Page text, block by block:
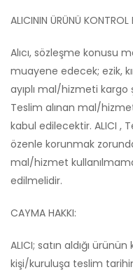
ALICININ ÜRÜNÜ KONTROL
Alıcı, sözleşme konusu
muayene edecek; ezik,
ayıplı mal/hizmeti
Teslim alınan mal/
kabul edilecektir. ALICI ,
özenle korunmak
mal/hizmet
edilmelidir.
CAYMA HAKKI:
ALICI; satın aldığı
kişi/kuruluşa teslim